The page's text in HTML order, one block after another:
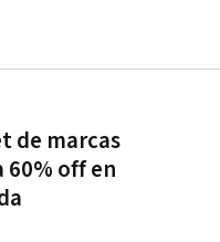
de marcas
off en